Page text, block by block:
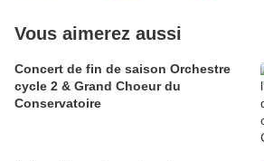
Vous aimerez aussi
Concert de fin de saison Orchestre
cycle 2 & Grand Choeur du
Conservatoire